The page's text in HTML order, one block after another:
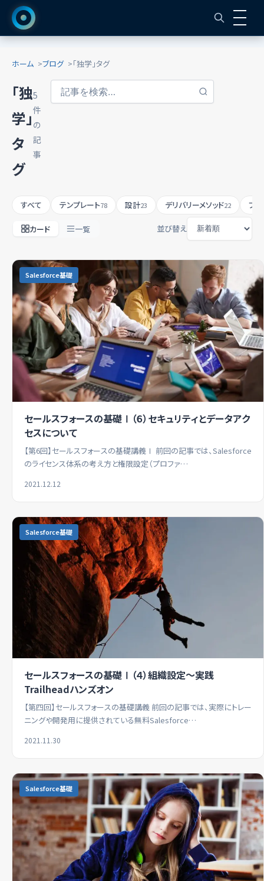
ホーム ブログ 「独学」タグ
「独
学」
タ
グ
5
件
の
記
事
すべて テンプレート78 設計23 デリバリーメソッド22 プ
カード 一覧 並び替え
Salesforce基礎
セールスフォースの基礎Ⅰ（６）セキュリティとデータアク
セスについて
【第6回】セールスフォースの基礎講義Ⅰ 前回の記事では、Salesforce
のライセンス体系の考え方と権限設定（プロファ…
2021.12.12
Salesforce基礎
セールスフォースの基礎Ⅰ（４）組織設定～実践
Trailheadハンズオン
【第四回】セールスフォースの基礎講義 前回の記事では、実際にトレー
ニングや開発用に提供されている無料Salesforce…
2021.11.30
Salesforce基礎